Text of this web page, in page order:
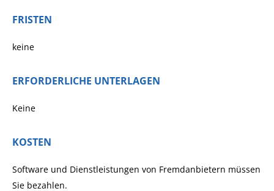
FRISTEN
keine
ERFORDERLICHE UNTERLAGEN
Keine
KOSTEN
Software und Dienstleistungen von Fremdanbietern müssen
Sie bezahlen.